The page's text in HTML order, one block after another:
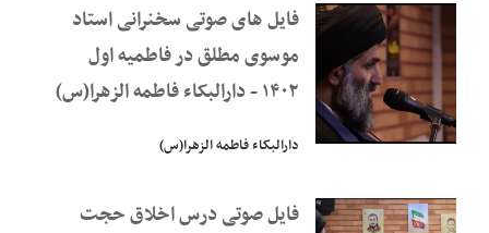
فایل های صوتی سخنرانی استاد
موسوی مطلق در فاطمیه اول
۱۴۰۲ - دارالبکاء فاطمه الزهرا(س)
دارالبکاء فاطمه الزهرا(س)
فایل صوتی درس اخلاق حجت